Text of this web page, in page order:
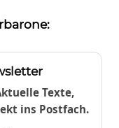
Texte,
ins Postfach.